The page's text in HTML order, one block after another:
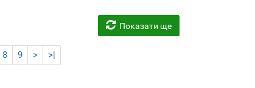
Показати ще
8 9 > >|